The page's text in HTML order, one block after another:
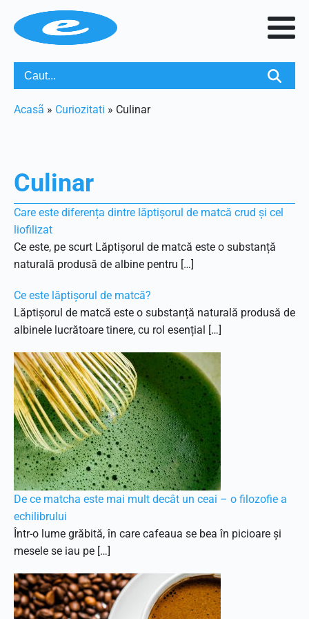
Acasã » Curiozitati » Culinar
Culinar
Care este diferența dintre lăptișorul de matcă crud și cel
liofilizat
Ce este, pe scurt Lăptișorul de matcă este o substanță
naturală produsă de albine pentru […]
Ce este lăptișorul de matcă?
Lăptișorul de matcă este o substanță naturală produsă de
albinele lucrătoare tinere, cu rol esențial […]
De ce matcha este mai mult decât un ceai – o filozofie a
echilibrului
Într-o lume grăbită, în care cafeaua se bea în picioare și
mesele se iau pe […]